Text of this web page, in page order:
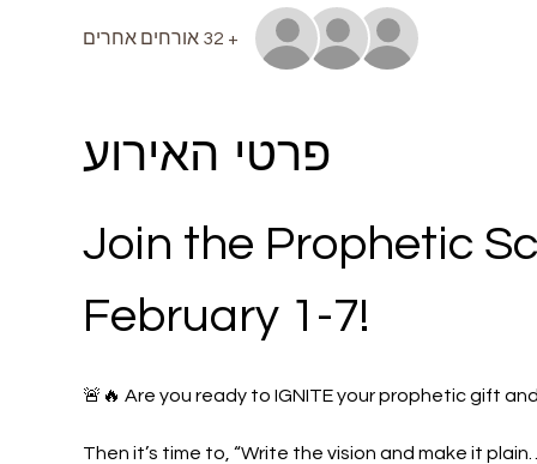
+ 32 אורחים אחרים
פרטי האירוע
Join the Prophetic
February 1-7!
🚨🔥 Are you ready to IGNITE your prophetic gift
Then it’s time to, “Write the vision and make it